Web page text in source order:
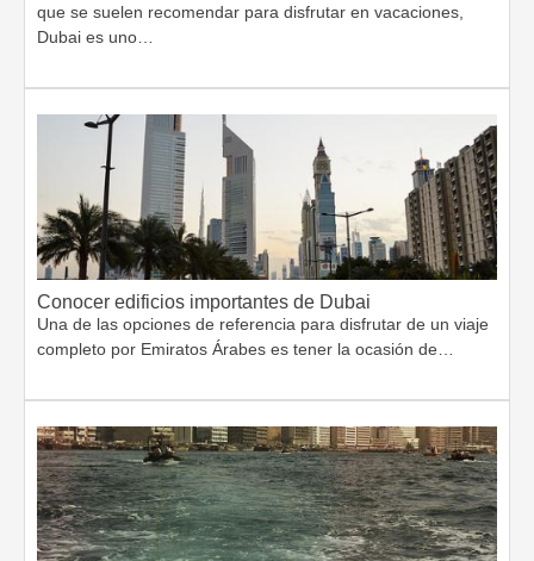
que se suelen recomendar para disfrutar en vacaciones,
Dubai es uno…
Conocer edificios importantes de Dubai
Una de las opciones de referencia para disfrutar de un viaje
completo por Emiratos Árabes es tener la ocasión de…